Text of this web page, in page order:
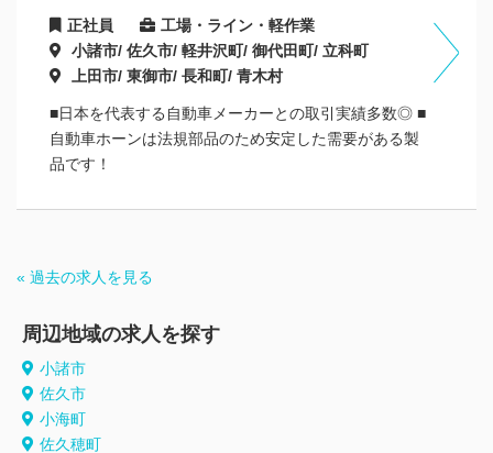
正社員
工場・ライン・軽作業
小諸市/ 佐久市/ 軽井沢町/ 御代田町/ 立科町
上田市/ 東御市/ 長和町/ 青木村
■日本を代表する自動車メーカーとの取引実績多数◎ ■
自動車ホーンは法規部品のため安定した需要がある製
品です！
« 過去の求人を見る
周辺地域の求人を探す
小諸市
佐久市
小海町
佐久穂町